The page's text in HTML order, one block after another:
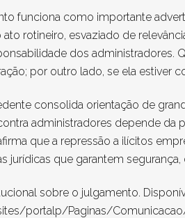
funciona como importante
rotineiro, esvaziado de
dos administradores.
por outro lado, se ela estiver
consolida orientação de
administradores depende da
que a repressão a ilícitos
jurídicas que garantem
sobre o julgamento.
portalp/Paginas/